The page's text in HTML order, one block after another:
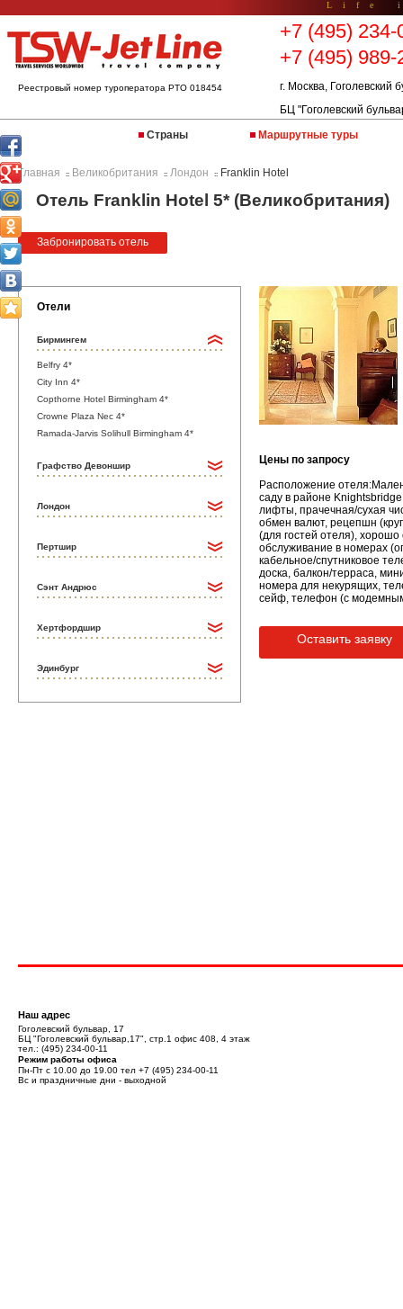
Life
Реестровый номер туроператора РТО 018454
+7 (495) 234-
+7 (495) 989-
г. Москва, Гоголевский
БЦ "Гоголевский
Страны
Маршрутные туры
Главная :: Великобритания :: Лондон :: Franklin Hotel
Отель Franklin Hotel 5* (Великобритания)
Забронировать отель
Отели
Бирмингем
Belfry 4*
City Inn 4*
Copthorne Hotel Birmingham 4*
Crowne Plaza Nec 4*
Ramada-Jarvis Solihull Birmingham 4*
Графство Девоншир
Лондон
Пертшир
Сэнт Андрюс
Хертфордшир
Эдинбург
Цены по запросу
Расположение
саду в районе
лифты, прачечная/сухая
обмен валют, рецепшн
(для гостей отеля), хорошо
обслуживание в номерах
кабельное/спутниковое
доска, балкон/терраса,
номера для некурящих,
сейф, телефон (с
Оставить заявку
Наш адрес
Гоголевский бульвар, 17
БЦ "Гоголевский бульвар,17", стр.1 офис 408, 4 этаж
тел.: (495) 234-00-11
Режим работы офиса
Пн-Пт с 10.00 до 19.00 тел +7 (495) 234-00-11
Вс и праздничные дни - выходной